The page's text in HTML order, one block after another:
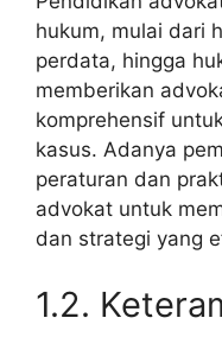
hukum, mulai dari
perdata, hingga
memberikan
komprehensif
kasus. Adanya
peraturan dan
advokat untuk
dan strategi yang
1.2.